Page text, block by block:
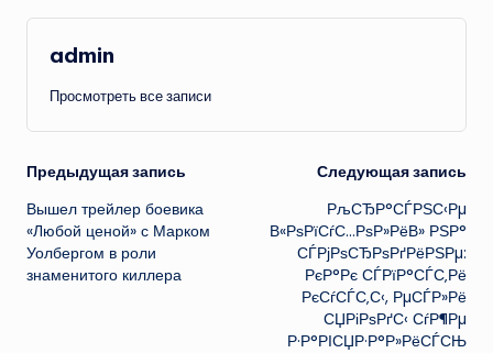
admin
Просмотреть все записи
Навигация
записи
Предыдущая запись
Вышел трейлер боевика
«Любой ценой» с Марком
Уолбергом в роли
знаменитого киллера
Следующая запись
РљСЂР°СЃРЅС‹Рµ
В«РѕРїСѓС…РѕР»РёВ» РЅР°
СЃРјРѕСЂРѕРґРёРЅРµ:
РєР°Рє СЃРїР°СЃС‚Рё
РєСѓСЃС‚С‹, РµСЃР»Рё
СЏРіРѕРґС‹ СѓР¶Рµ
Р·Р°РІСЏР·Р°Р»РёСЃСЊ